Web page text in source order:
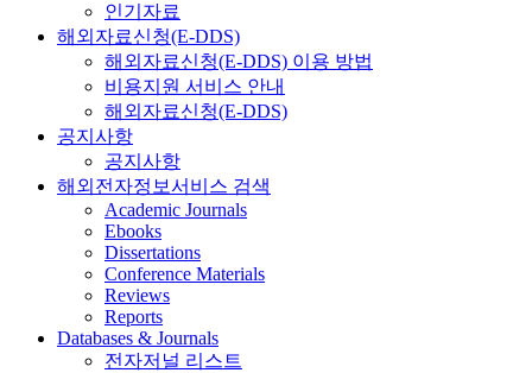
인기자료
해외자료신청(E-DDS)
해외자료신청(E-DDS) 이용 방법
비용지원 서비스 안내
해외자료신청(E-DDS)
공지사항
공지사항
해외전자정보서비스 검색
Academic Journals
Ebooks
Dissertations
Conference Materials
Reviews
Reports
Databases & Journals
전자저널 리스트